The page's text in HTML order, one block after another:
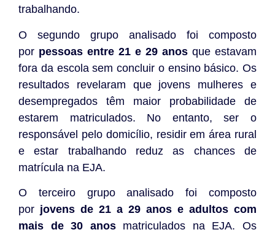
trabalhando.
O segundo grupo analisado foi composto
por pessoas entre 21 e 29 anos que estavam
fora da escola sem concluir o ensino básico. Os
resultados revelaram que jovens mulheres e
desempregados têm maior probabilidade de
estarem matriculados. No entanto, ser o
responsável pelo domicílio, residir em área rural
e estar trabalhando reduz as chances de
matrícula na EJA.
O terceiro grupo analisado foi composto
por jovens de 21 a 29 anos e adultos com
mais de 30 anosmatriculados na EJA. Os